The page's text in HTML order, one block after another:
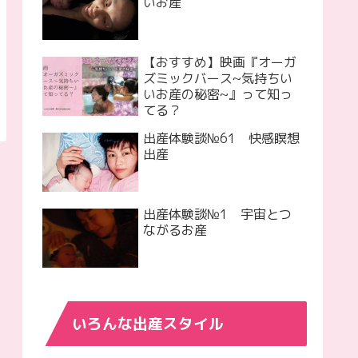
【おすすめ】映画『オーガ
ズミックバース~気持ちい
いお産の秘密~』って知っ
てる？
出産体験談№61 快感瞑想
出産
出産体験談№1 宇宙とつ
ながるお産
いろんな出産スタイル